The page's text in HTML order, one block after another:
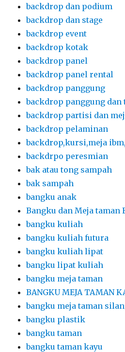
backdrop dan podium
backdrop dan stage
backdrop event
backdrop kotak
backdrop panel
backdrop panel rental
backdrop panggung
backdrop panggung
backdrop partisi dan
backdrop pelaminan
backdrop,kursi,meja
backdrpo peresmian
bak atau tong sampah
bak sampah
bangku anak
Bangku dan Meja taman
bangku kuliah
bangku kuliah futura
bangku kuliah lipat
bangku lipat kuliah
bangku meja taman
BANGKU MEJA TAMAN
bangku meja taman
bangku plastik
bangku taman
bangku taman kayu